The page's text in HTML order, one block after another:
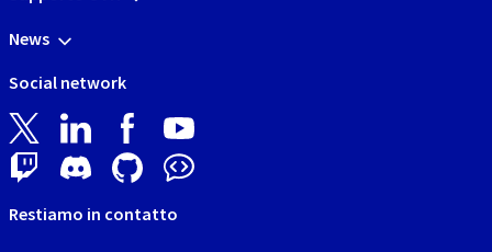
News
Social network
Restiamo in contatto